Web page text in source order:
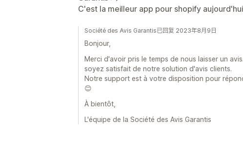
C'est la meilleur app pour shopify
Société des Avis Garantis已回复 2023年8月9日
Bonjour,
Merci d'avoir pris le temps de nous laisser un
soyez satisfait de notre solution d'avis clients.
Notre support est à votre disposition pour
😊
À bientôt,
L'équipe de la Société des Avis Garantis